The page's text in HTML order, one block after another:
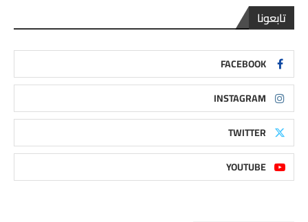
تابعونا
FACEBOOK
INSTAGRAM
TWITTER
YOUTUBE